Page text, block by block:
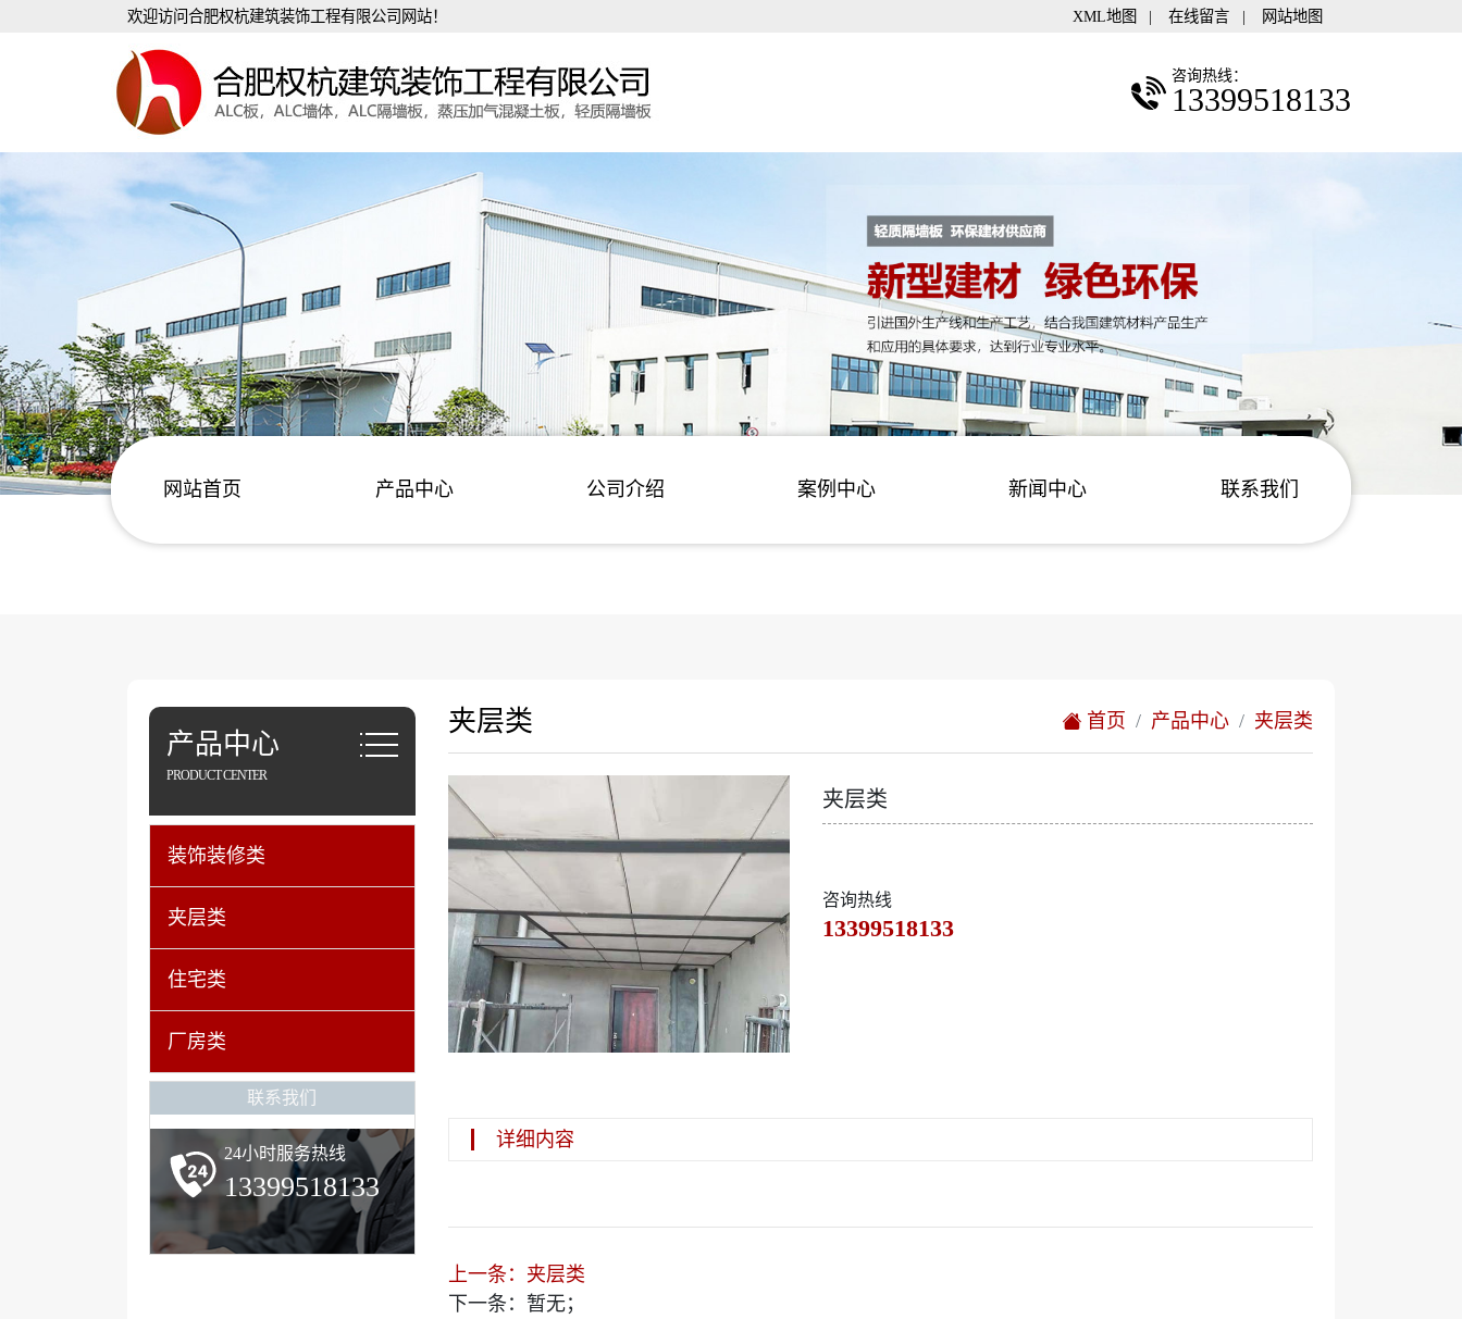
欢迎访问合肥权杭建筑装饰工程有限公司网站！ XML地图 | 在线留言 | 网站地图
咨询热线：
13399518133
网站首页 产品中心 公司介绍 案例中心 新闻中心 联系我们
产品中心
PRODUCT CENTER
装饰装修类
夹层类
住宅类
厂房类
联系我们
24小时服务热线
13399518133
夹层类 首页 产品中心 夹层类
夹层类
咨询热线
13399518133
详细内容
上一条： 夹层类
下一条： 暂无；